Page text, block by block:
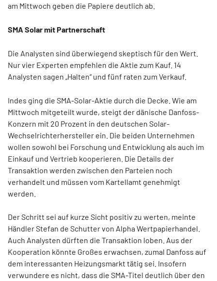
am Mittwoch geben die Papiere deutlich ab.
SMA Solar mit Partnerschaft
Die Analysten sind überwiegend skeptisch für den Wert.
Nur vier Experten empfehlen die Aktie zum Kauf. 14
Analysten sagen „Halten“ und fünf raten zum Verkauf.
Indes ging die SMA-Solar-Aktie durch die Decke. Wie am
Mittwoch mitgeteilt wurde, steigt der dänische Danfoss-
Konzern mit 20 Prozent in den deutschen Solar-
Wechselrichterhersteller ein. Die beiden Unternehmen
wollen sowohl bei Forschung und Entwicklung als auch im
Einkauf und Vertrieb kooperieren. Die Details der
Transaktion werden zwischen den Parteien noch
verhandelt und müssen vom Kartellamt genehmigt
werden.
Der Schritt sei auf kurze Sicht positiv zu werten, meinte
Händler Stefan de Schutter von Alpha Wertpapierhandel.
Auch Analysten dürften die Transaktion loben. Aus der
Kooperation könnte Großes erwachsen, zumal Danfoss auf
dem interessanten Heizungsmarkt tätig sei. Insofern
verwundere es nicht, dass die SMA-Titel deutlich über den